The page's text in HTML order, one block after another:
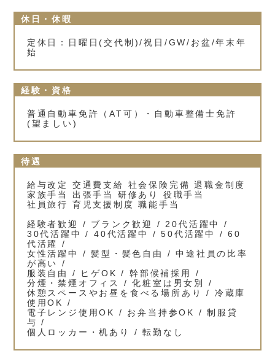
休日・休暇
定休日：日曜日(交代制)/祝日/GW/お盆/年末年
始
経験・資格
普通自動車免許（AT可）・自動車整備士免許
(望ましい)
待遇
給与改定 交通費支給 社会保険完備 退職金制度
家族手当 出張手当 研修あり 役職手当
社員旅行 育児支援制度 職能手当
経験者歓迎 / ブランク歓迎 / 20代活躍中 /
30代活躍中 / 40代活躍中 / 50代活躍中 / 60
代活躍 /
女性活躍中 / 髪型・髪色自由 / 中途社員の比率
が高い /
服装自由 / ヒゲOK / 幹部候補採用 /
分煙・禁煙オフィス / 化粧室は男女別 /
休憩スペースやお昼を食べる場所あり / 冷蔵庫
使用OK /
電子レンジ使用OK / お弁当持参OK / 制服貸
与 /
個人ロッカー・机あり / 転勤なし